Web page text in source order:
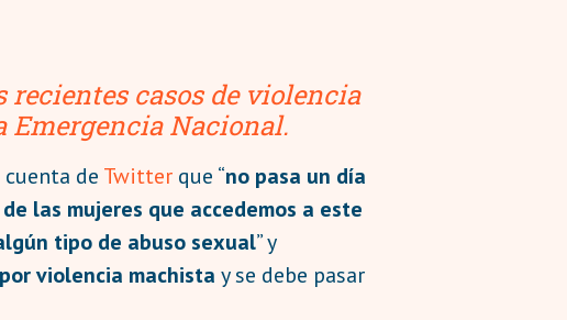
recientes casos de violencia
Emergencia Nacional.
cuenta de Twitter que “no pasa un día
las mujeres que accedemos a este
tipo de abuso sexual” y
violencia machista y se debe pasar